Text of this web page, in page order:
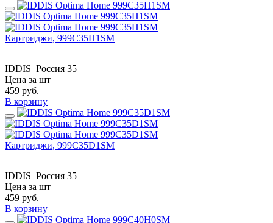
Картриджи, 999C35H1SM
IDDIS Россия 35
Цена за шт
459 руб.
В корзину
Картриджи, 999C35D1SM
IDDIS Россия 35
Цена за шт
459 руб.
В корзину